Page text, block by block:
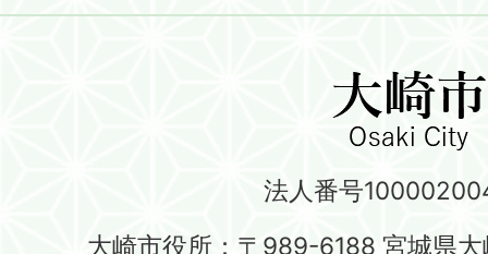
法人番号
大崎市役所：〒989-6188 宮城県大